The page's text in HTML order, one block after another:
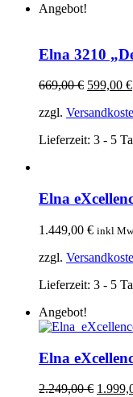
Angebot!
Elna 3210
669,00€
war:
599,00 €
zzgl.
Lieferzeit: 3 - 5
Elna
1.449,00 € inkl
zzgl.
Lieferzeit: 3 - 5
Angebot!
Elna
2.249,00€